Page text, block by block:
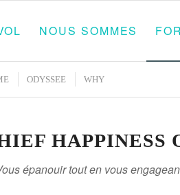
NOUS SOMMES
ODYSSEE WHY
HAPPINESS
épanouir tout en vous